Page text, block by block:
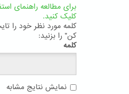
برای مطالعه راهنمای
کلیک کنید.
کلمه مورد نظر خود را
کن" را بزنید:
کلمه
نمایش نتایج مشابه